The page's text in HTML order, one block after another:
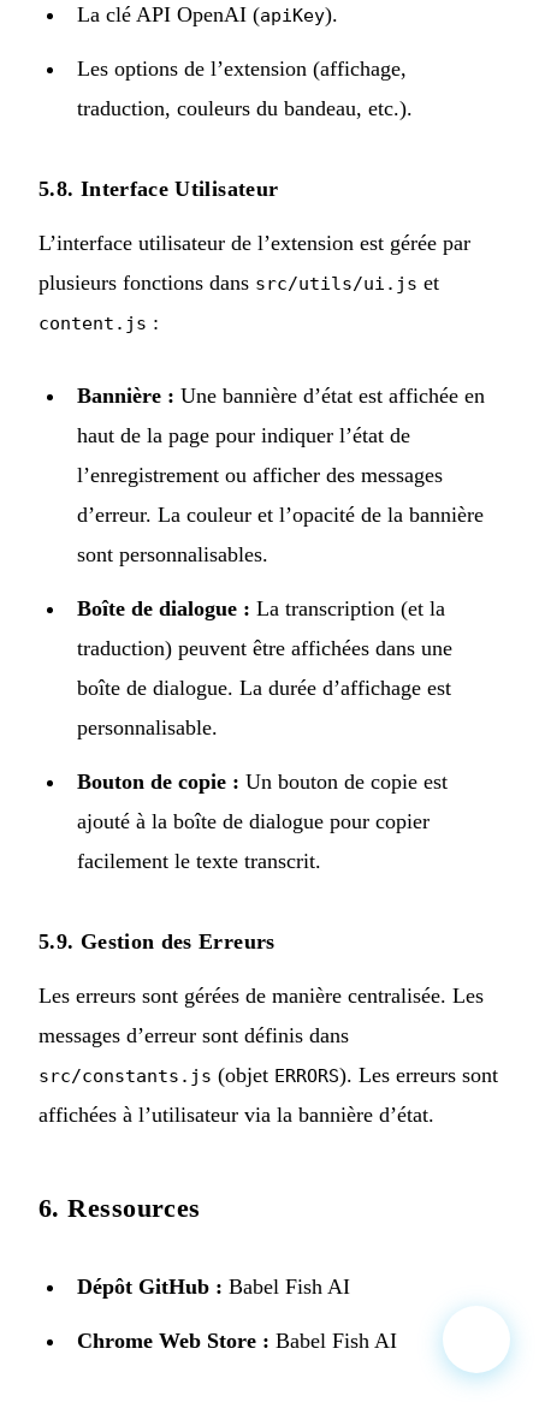
La clé API OpenAI (apiKey).
Les options de l’extension (affichage,
traduction, couleurs du bandeau, etc.).
5.8. Interface Utilisateur
L’interface utilisateur de l’extension est gérée par
plusieurs fonctions dans src/utils/ui.js et
content.js :
Bannière : Une bannière d’état est affichée en
haut de la page pour indiquer l’état de
l’enregistrement ou afficher des messages
d’erreur. La couleur et l’opacité de la bannière
sont personnalisables.
Boîte de dialogue : La transcription (et la
traduction) peuvent être affichées dans une
boîte de dialogue. La durée d’affichage est
personnalisable.
Bouton de copie : Un bouton de copie est
ajouté à la boîte de dialogue pour copier
facilement le texte transcrit.
5.9. Gestion des Erreurs
Les erreurs sont gérées de manière centralisée. Les
messages d’erreur sont définis dans
src/constants.js (objet ERRORS). Les erreurs sont
affichées à l’utilisateur via la bannière d’état.
6. Ressources
Dépôt GitHub : Babel Fish AI
Chrome Web Store : Babel Fish AI